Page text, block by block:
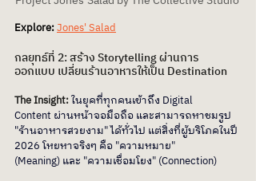
Explore:Jones' Salad
กลยุทธ์ที่ 2: สร้าง Storytelling ผ่านการ
ออกแบบ เปลี่ยนร้านอาหารให้เป็น Destination
The Insight:ในยุคที่ทุกคนเข้าถึง Digital
Content ผ่านหน้าจอมือถือ และสามารถหาชมรูป
"ร้านอาหารสวยงาม" ได้ทั่วไป แต่สิ่งที่ผู้บริโภคในปี
2026 โหยหาจริงๆ คือ "ความหมาย"
(Meaning) และ "ความเชื่อมโยง" (Connection)